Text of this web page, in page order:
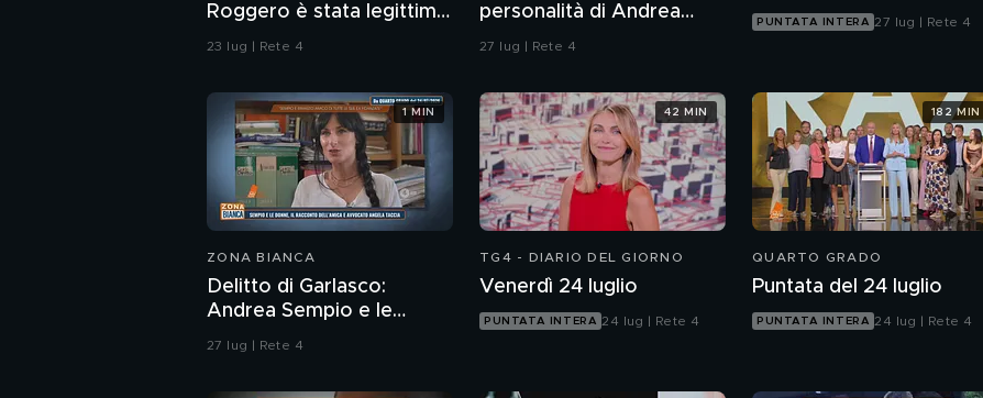
Roggero è stata legittima
difesa"
23 lug | Rete 4
personalità di Andrea
Sempio per gli inquirenti:
27 lug | Rete 4
PUNTATA INTERA 27 lug | Rete 4
ZONA BIANCA
Delitto di Garlasco:
Andrea Sempio e le
donne, il racconto
27 lug | Rete 4
1 MIN
TG4 - DIARIO DEL GIORNO
Venerdì 24 luglio
PUNTATA INTERA 24 lug | Rete 4
42 MIN
QUARTO GRADO
Puntata del 24 luglio
PUNTATA INTERA 24 lug | Rete 4
182 MIN